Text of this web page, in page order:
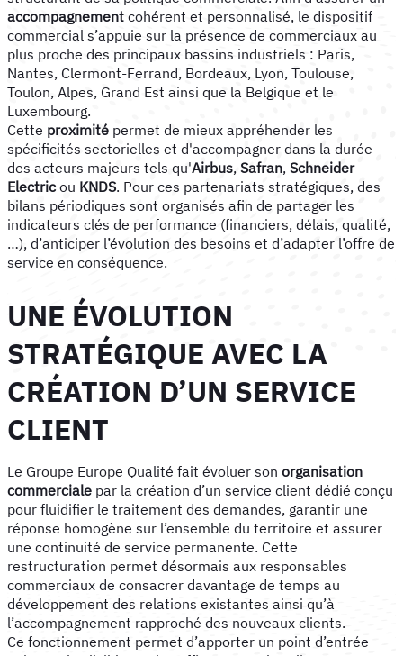
accompagnement cohérent et personnalisé, le dispositif
commercial s’appuie sur la présence de commerciaux au
plus proche des principaux bassins industriels : Paris,
Nantes, Clermont-Ferrand, Bordeaux, Lyon, Toulouse,
Toulon, Alpes, Grand Est ainsi que la Belgique et le
Luxembourg.
Cette proximité permet de mieux appréhender les
spécificités sectorielles et d'accompagner dans la durée
des acteurs majeurs tels qu'Airbus, Safran, Schneider
Electricou KNDS. Pour ces partenariats stratégiques, des
bilans périodiques sont organisés afin de partager les
indicateurs clés de performance (financiers, délais, qualité,
…), d’anticiper l’évolution des besoins et d’adapter l’offre de
service en conséquence.
UNE ÉVOLUTION
STRATÉGIQUE AVEC LA
CRÉATION D’UN SERVICE
CLIENT
Le Groupe Europe Qualité fait évoluer son organisation
commerciale par la création d’un service client dédié conçu
pour fluidifier le traitement des demandes, garantir une
réponse homogène sur l’ensemble du territoire et assurer
une continuité de service permanente. Cette
restructuration permet désormais aux responsables
commerciaux de consacrer davantage de temps au
développement des relations existantes ainsi qu’à
l’accompagnement rapproché des nouveaux clients.
Ce fonctionnement permet d’apporter un point d’entrée